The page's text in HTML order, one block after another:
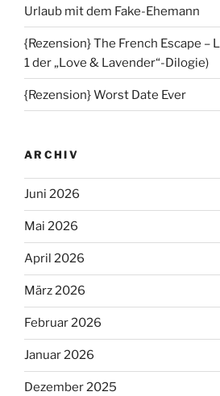
Urlaub mit dem Fake-Ehemann
{Rezension} The French Escape –
1 der „Love & Lavender“-Dilogie)
{Rezension} Worst Date Ever
ARCHIV
Juni 2026
Mai 2026
April 2026
März 2026
Februar 2026
Januar 2026
Dezember 2025